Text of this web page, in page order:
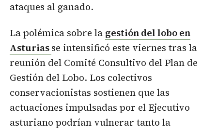
ataques al ganado.
La polémica sobre la gestión del lobo en
Asturiasse intensificó este viernes tras la
reunión del Comité Consultivo del Plan de
Gestión del Lobo. Los colectivos
conservacionistas sostienen que las
actuaciones impulsadas por el Ejecutivo
asturiano podrían vulnerar tanto la